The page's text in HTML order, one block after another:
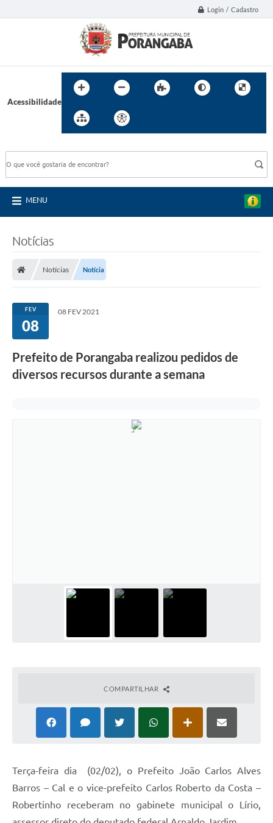
Login / Cadastro
Acessibilidade
MENU
Notícias
Notícias Notícia
FEV
08
08 FEV 2021
Prefeito de Porangaba realizou pedidos de
diversos recursos durante a semana
COMPARTILHAR
Terça-feira dia (02/02), o Prefeito João Carlos Alves
Barros – Cal e o vice-prefeito Carlos Roberto da Costa –
Robertinho receberam no gabinete municipal o Lírio,